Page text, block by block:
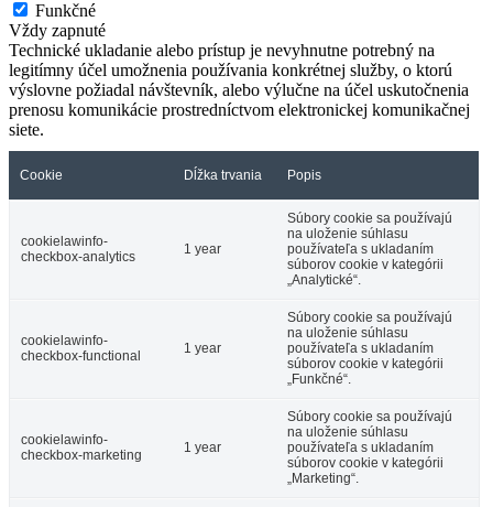
Funkčné
Vždy zapnuté
Technické ukladanie alebo prístup je nevyhnutne potrebný na
legitímny účel umožnenia používania konkrétnej služby, o ktorú
výslovne požiadal návštevník, alebo výlučne na účel uskutočnenia
prenosu komunikácie prostredníctvom elektronickej komunikačnej
siete.
Cookie Dĺžka trvania Popis
cookielawinfo-
checkbox-analytics
1 year
Súbory cookie sa používajú
na uloženie súhlasu
používateľa s ukladaním
súborov cookie v kategórii
„Analytické“.
cookielawinfo-
checkbox-functional
1 year
Súbory cookie sa používajú
na uloženie súhlasu
používateľa s ukladaním
súborov cookie v kategórii
„Funkčné“.
cookielawinfo-
checkbox-marketing
1 year
Súbory cookie sa používajú
na uloženie súhlasu
používateľa s ukladaním
súborov cookie v kategórii
„Marketing“.